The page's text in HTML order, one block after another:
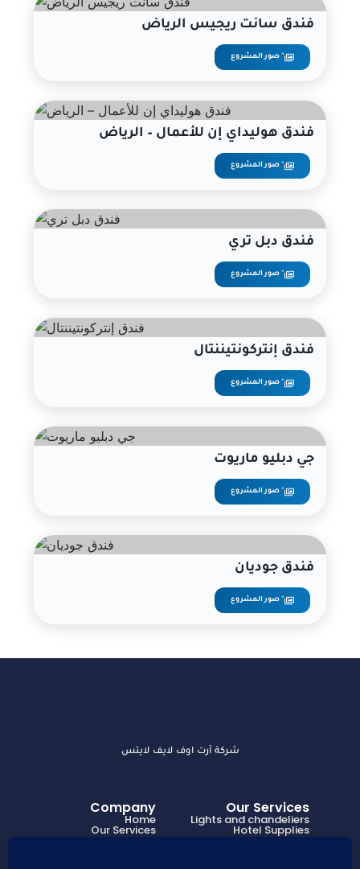
فندق سانت ريجيس الرياض
صور المشروع "
فندق هوليداي إن للأعمال – الرياض
صور المشروع "
فندق دبل تري
صور المشروع "
فندق إنتركونتيننتال
صور المشروع "
جي دبليو ماريوت
صور المشروع "
فندق جوديان
صور المشروع "
شركة آرت اوف لايف لايتس
Company
Home
Our Services
Our Services
Lights and chandeliers
Hotel Supplies
Decorations